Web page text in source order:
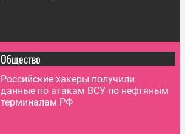
Общество
Российские хакеры получили
данные по атакам ВСУ по нефтяным
терминалам РФ